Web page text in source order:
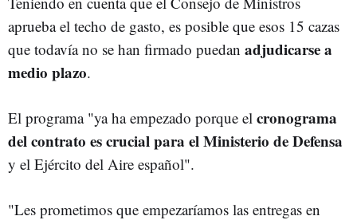
aprueba el techo de gasto, es posible que esos 15 cazas
que todavía no se han firmado puedan adjudicarse a
medio plazo.
El programa "ya ha empezado porque el cronograma
del contrato es crucial para el Ministerio de Defensa
y el Ejército del Aire español".
"Les prometimos que empezaríamos las entregas en